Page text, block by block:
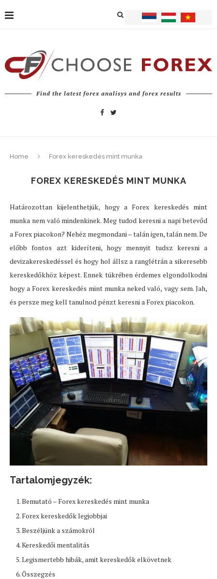
Find the latest forex analisys and forex results
Home Forex kereskedés mint munka
FOREX KERESKEDÉS MINT MUNKA
Határozottan kijelenthetjük, hogy a Forex kereskedés mint
munka nem való mindenkinek. Meg tudod keresni a napi betevőd
a Forex piacokon? Nehéz megmondani – talán igen, talán nem. De
előbb fontos azt kideríteni, hogy mennyit tudsz keresni a
devizakereskedéssel és hogy hol állsz a ranglétrán a sikeresebb
kereskedőkhöz képest. Ennek tükrében érdemes elgondolkodni
hogy a Forex kereskedés mint munka neked való, vagy sem. Jah,
és persze meg kell tanulnod pénzt keresni a Forex piacokon.
Tartalomjegyzék:
Bemutató – Forex kereskedés mint munka
Forex kereskedők legjobbjai
Beszéljünk a számokról
Kereskedői mentalitás
Legismertebb hibák, amit kereskedők elkövetnek
Összegzés